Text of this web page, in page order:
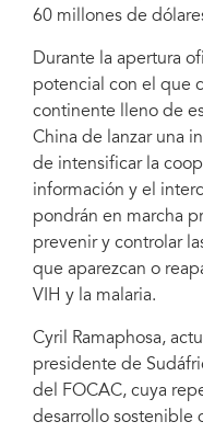
60 millones de
Durante la apertura
potencial con el que
continente lleno de
China de lanzar una
de intensificar la
información y el
pondrán en marcha
prevenir y controlar
que aparezcan o
VIH y la malaria.
Cyril Ramaphosa,
presidente de
del FOCAC, cuya
desarrollo sostenible